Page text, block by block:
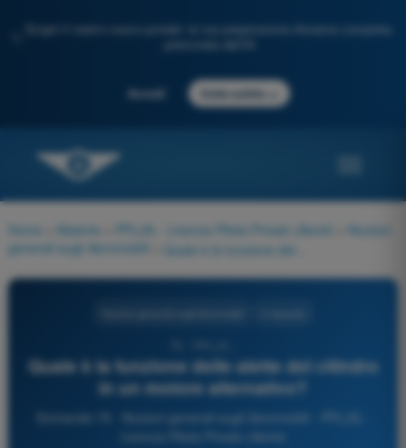
Scopri il nostro nuovo portale: la tua preparazione d'esame completa,
Accedi Inizia subito
Home Materie PPL(A) - Licenza Pilota Privato (Aerei)
Nozioni
generali sugli Aeromobili
Quale è la funzione delle alette del cilindro
in un motore alternativo?